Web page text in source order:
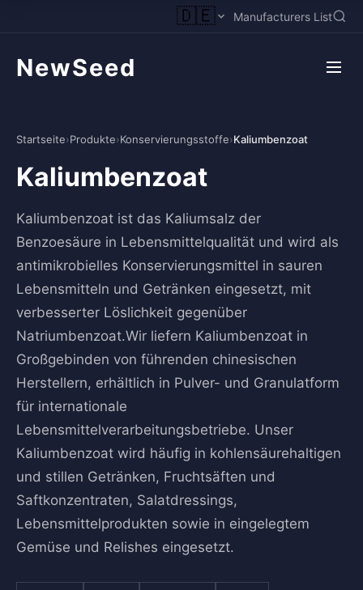
🇩🇪 Manufacturers List
NewSeed
Startseite›Produkte›Konservierungsstoffe›Kaliumbenzoat
Kaliumbenzoat
Kaliumbenzoat ist das Kaliumsalz der
Benzoesäure in Lebensmittelqualität und wird als
antimikrobielles Konservierungsmittel in sauren
Lebensmitteln und Getränken eingesetzt, mit
verbesserter Löslichkeit gegenüber
Natriumbenzoat.Wir liefern Kaliumbenzoat in
Großgebinden von führenden chinesischen
Herstellern, erhältlich in Pulver- und Granulatform
für internationale
Lebensmittelverarbeitungsbetriebe. Unser
Kaliumbenzoat wird häufig in kohlensäurehaltigen
und stillen Getränken, Fruchtsäften und
Saftkonzentraten, Salatdressings,
Lebensmittelprodukten sowie in eingelegtem
Gemüse und Relishes eingesetzt.